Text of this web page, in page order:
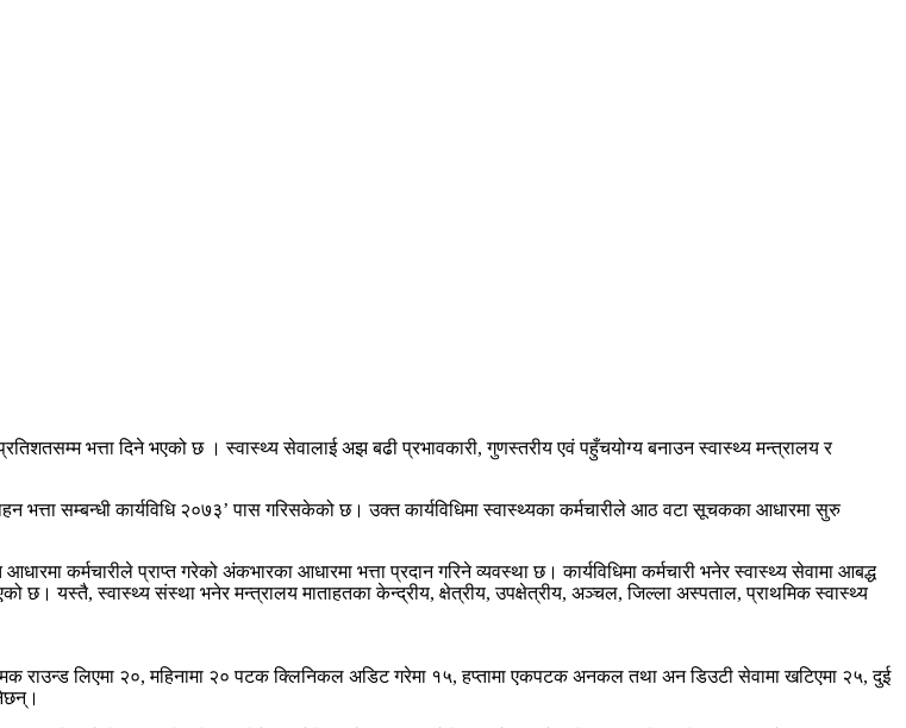
भत्ता दिने भएको छ । स्वास्थ्य सेवालाई अझ बढी प्रभावकारी, गुणस्तरीय एवं पहुँचयोग्य बनाउन स्वास्थ्य मन्त्रालय र
भत्ता सम्बन्धी कार्यविधि २०७३’ पास गरिसकेको छ। उक्त कार्यविधिमा स्वास्थ्यका कर्मचारीले आठ वटा सूचकका आधारमा सुरु
कर्मचारीले प्राप्त गरेको अंकभारका आधारमा भत्ता प्रदान गरिने व्यवस्था छ। कार्यविधिमा कर्मचारी भनेर स्वास्थ्य सेवामा आबद्ध
छ। यस्तै, स्वास्थ्य संस्था भनेर मन्त्रालय माताहतका केन्द्रीय, क्षेत्रीय, उपक्षेत्रीय, अञ्चल, जिल्ला अस्पताल, प्राथमिक स्वास्थ्य
राउन्ड लिएमा २०, महिनामा २० पटक क्लिनिकल अडिट गरेमा १५, हप्तामा एकपटक अनकल तथा अन डिउटी सेवामा खटिएमा २५, दुई